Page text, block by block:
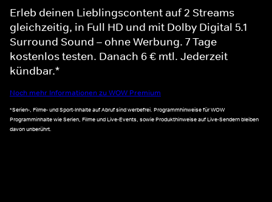
Erleb deinen Lieblingscontent auf 2 Streams
gleichzeitig, in Full HD und mit Dolby Digital 5.1
Surround Sound – ohne Werbung. 7 Tage
kostenlos testen. Danach 6 € mtl. Jederzeit
kündbar.*
Noch mehr Informationen zu WOW Premium
*Serien-, Filme- und Sport-Inhalte auf Abruf sind werbefrei. Programmhinweise für WOW
Programminhalte wie Serien, Filme und Live-Events, sowie Produkthinweise auf Live-Sendern bleiben
davon unberührt.